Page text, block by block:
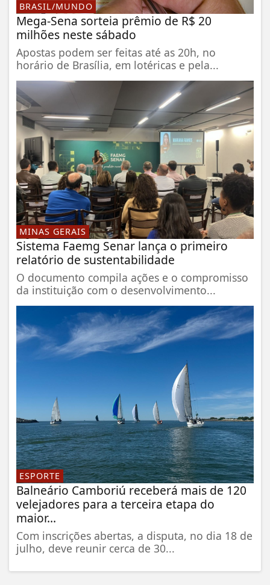
BRASIL/MUNDO
Mega-Sena sorteia prêmio de R$ 20
milhões neste sábado
Apostas podem ser feitas até as 20h, no
horário de Brasília, em lotéricas e pela...
MINAS GERAIS
Sistema Faemg Senar lança o primeiro
relatório de sustentabilidade
O documento compila ações e o compromisso
da instituição com o desenvolvimento...
ESPORTE
Balneário Camboriú receberá mais de 120
velejadores para a terceira etapa do
maior...
Com inscrições abertas, a disputa, no dia 18 de
julho, deve reunir cerca de 30...